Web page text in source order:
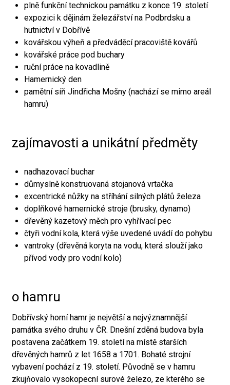
plně funkční technickou památku z konce 19. století
expozici k dějinám železářství na Podbrdsku a
hutnictví v Dobřívě
kovářskou výheň a předváděcí pracoviště kovářů
kovářské práce pod buchary
ruční práce na kovadlině
Hamernický den
pamětní síň Jindřicha Mošny (nachází se mimo areál
hamru)
zajímavosti a unikátní předměty
nadhazovací buchar
důmyslně konstruovaná stojanová vrtačka
excentrické nůžky na stříhání silných plátů železa
doplňkové hamernické stroje (brusky, dynamo)
dřevěný kazetový měch pro vyhřívací pec
čtyři vodní kola, která výše uvedené uvádí do pohybu
vantroky (dřevěná koryta na vodu, která slouží jako
přívod vody pro vodní kolo)
o hamru
Dobřívský horní hamr je největší a nejvýznamnější
památka svého druhu v ČR. Dnešní zděná budova byla
postavena začátkem 19. století na místě starších
dřevěných hamrů z let 1658 a 1701. Bohaté strojní
vybavení pochází z 19. století. Původně se v hamru
zkujňovalo vysokopecní surové železo, ze kterého se